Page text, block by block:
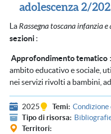
adolescenza 2/
La Rassegna toscana infanzia e
sezioni :
Approfondimento tematico
ambito educativo e sociale,
nei servizi rivolti a bambini,
2025 Temi Condizione
Tipo di risorsa
Territori